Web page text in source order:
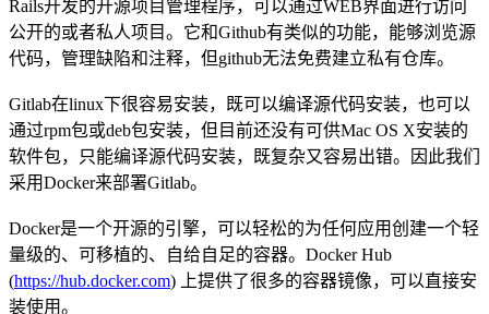
Rails开发的开源项目管理程序，可以通过WEB界面进行访问
公开的或者私人项目。它和Github有类似的功能，能够浏览源
代码，管理缺陷和注释，但github无法免费建立私有仓库。
Gitlab在linux下很容易安装，既可以编译源代码安装，也可以
通过rpm包或deb包安装，但目前还没有可供Mac OS X安装的
软件包，只能编译源代码安装，既复杂又容易出错。因此我们
采用Docker来部署Gitlab。
Docker是一个开源的引擎，可以轻松的为任何应用创建一个轻
量级的、可移植的、自给自足的容器。Docker Hub
(https://hub.docker.com) 上提供了很多的容器镜像，可以直接安
装使用。